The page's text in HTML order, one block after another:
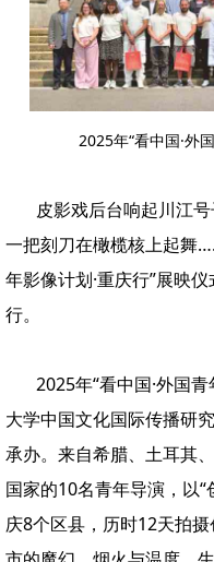
2025年“看中国·外
皮影戏后台响起川江
一把刻刀在橄榄核上起舞
年影像计划·重庆行”展映
行。
2025年“看中国·外国
大学中国文化国际传播研
承办。来自希腊、土耳其
国家的10名青年导演，以
庆8个区县，历时12天拍